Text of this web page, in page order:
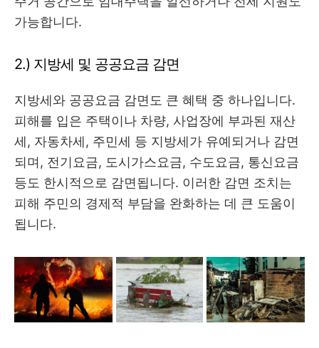
가능합니다.
2.) 지방세 및 공공요금 감면
지방세와 공공요금 감면도 큰 혜택 중 하나입니다.
피해를 입은 주택이나 차량, 사업장에 부과된 재산
세, 자동차세, 주민세 등 지방세가 유예되거나 감면
되며, 전기요금, 도시가스요금, 수도요금, 통신요금
등도 한시적으로 감면됩니다. 이러한 감면 조치는
피해 주민의 경제적 부담을 완화하는 데 큰 도움이
됩니다.